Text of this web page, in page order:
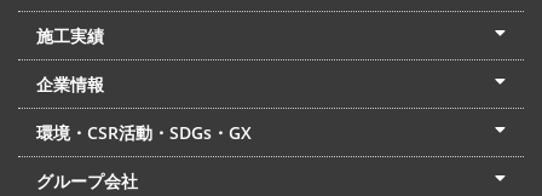
土木本部
建築本部
PPP・PFI
リフォーム・リノベーション
中村建設の家
施工実績
土木部門
建築部門
リフォーム部門
住宅部門
名古屋支店
東京支店
企業情報
会社概要
経営理念
沿革
リクルート
最新情報
お問合せ
環境・CSR活動・SDGs・GX
LSS流動化処理工法
CSR・SDGs・GX
発電事業
次世代ZEBオフィス
グループ会社